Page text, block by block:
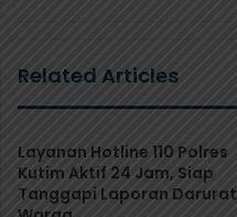
Related Articles
Layanan Hotline 110 Polres
Kutim Aktif 24 Jam, Siap
Tanggapi Laporan Darurat